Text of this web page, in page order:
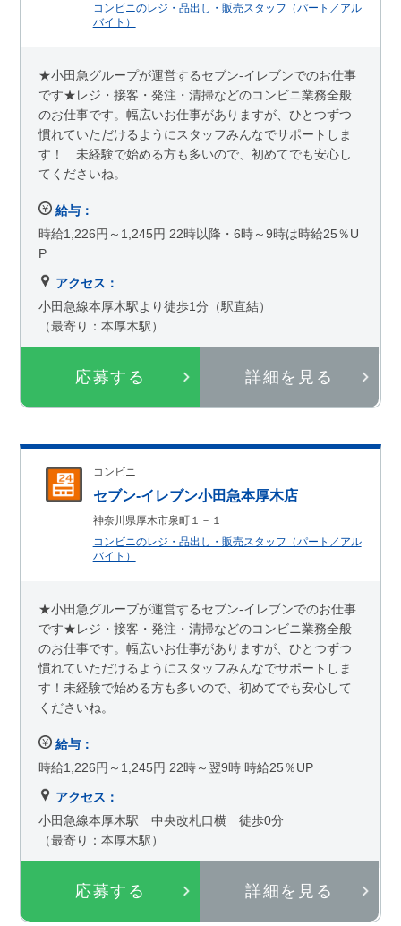
コンビニのレジ・品出し・販売スタッフ（パート／アル
バイト）
応募する 詳細を見る
★小田急グループが運営するセブン-イレブンでのお仕事
です★レジ・接客・発注・清掃などのコンビニ業務全般
のお仕事です。幅広いお仕事がありますが、ひとつずつ
慣れていただけるようにスタッフみんなでサポートしま
す！ 未経験で始める方も多いので、初めてでも安心し
てくださいね。
給与：
時給1,226円～1,245円 22時以降・6時～9時は時給25％U
P
アクセス：
小田急線本厚木駅より徒歩1分（駅直結）
（最寄り：本厚木駅）
コンビニ
セブン-イレブン小田急本厚木店
神奈川県厚木市泉町１－１
コンビニのレジ・品出し・販売スタッフ（パート／アル
バイト）
応募する 詳細を見る
★小田急グループが運営するセブン-イレブンでのお仕事
です★レジ・接客・発注・清掃などのコンビニ業務全般
のお仕事です。幅広いお仕事がありますが、ひとつずつ
慣れていただけるようにスタッフみんなでサポートしま
す！未経験で始める方も多いので、初めてでも安心して
くださいね。
給与：
時給1,226円～1,245円 22時～翌9時 時給25％UP
アクセス：
小田急線本厚木駅 中央改札口横 徒歩0分
（最寄り：本厚木駅）